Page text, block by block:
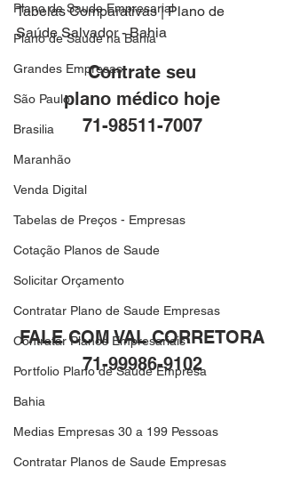
Plano de Saude Empresarial
Plano de Saude na Bahia
Grandes Empresas
São Paulo
Brasilia
Maranhão
Venda Digital
Tabelas de Preços - Empresas
Cotação Planos de Saude
Solicitar Orçamento
Contratar Plano de Saude Empresas
Contratar Planos Empresariais
Portfolio Plano de Saude Empresa
Bahia
Medias Empresas 30 a 199 Pessoas
Contratar Planos de Saude Empresas
Tabelas Comparativas | Plano de
Saúde Salvador - Bahia
Contrate seu
plano médico hoje
71-98511-7007
FALE COM VAL CORRETORA
71-99986-9102